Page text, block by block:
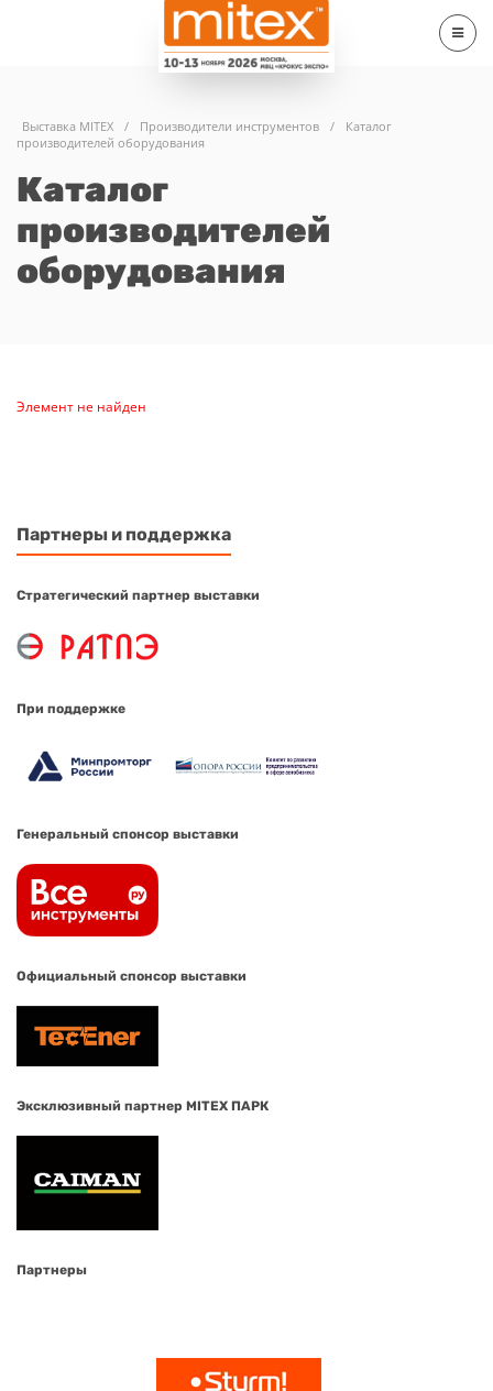
Выставка MITEX / Производители инструментов /
Каталог
производителей оборудования
Каталог
производителей
оборудования
Элемент не найден
Партнеры и поддержка
Стратегический партнер выставки
При поддержке
Генеральный спонсор выставки
Официальный спонсор выставки
Эксклюзивный партнер MITEX ПАРК
Партнеры